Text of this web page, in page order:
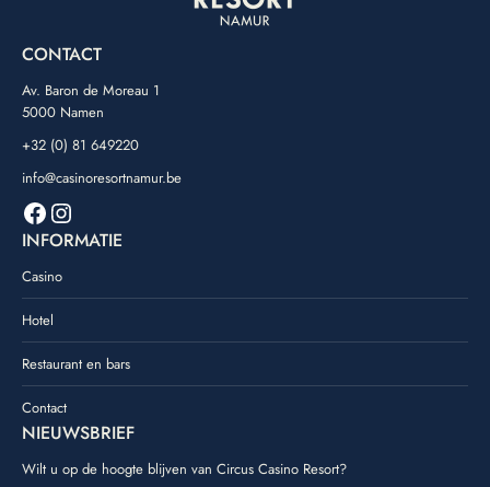
CONTACT
Av. Baron de Moreau 1
5000 Namen
+32 (0) 81 649220
info@casinoresortnamur.be
Facebook
Instagram
INFORMATIE
Casino
Hotel
Restaurant en bars
Contact
NIEUWSBRIEF
Wilt u op de hoogte blijven van Circus Casino Resort?